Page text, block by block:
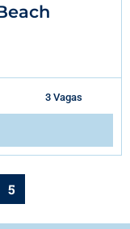
3 Vagas
5